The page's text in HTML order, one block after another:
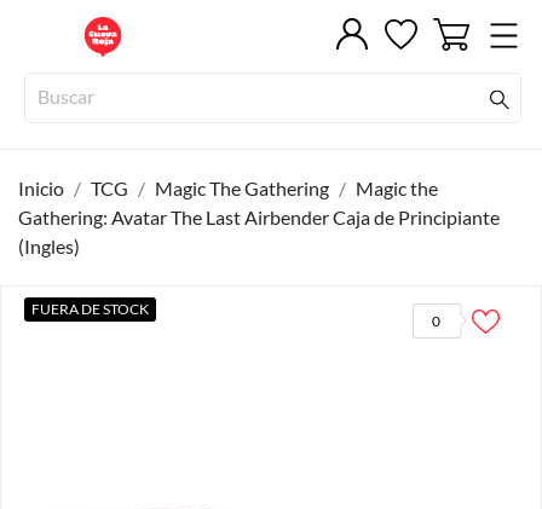
Inicio TCG Magic The Gathering
Magic the
Gathering: Avatar The Last Airbender Caja de Principiante
(Ingles)
0
FUERA DE STOCK